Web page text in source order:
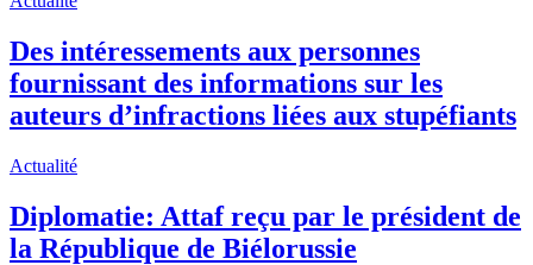
Des intéressements aux personnes
fournissant des informations sur les
auteurs d’infractions liées aux stupéfiants
Actualité
Diplomatie: Attaf reçu par le président de
la République de Biélorussie